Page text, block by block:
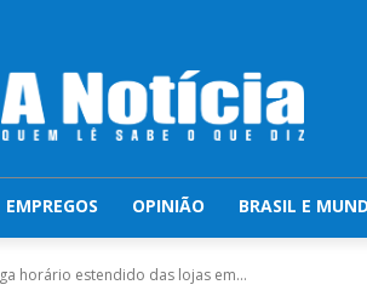
EMPREGOS OPINIÃO BRASIL E
horário estendido das lojas em...